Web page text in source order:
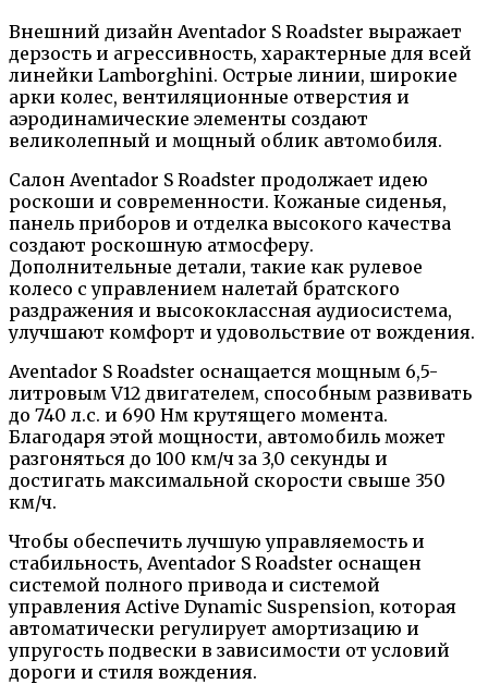
Внешний дизайн Aventador S Roadster выражает
дерзость и агрессивность, характерные для всей
линейки Lamborghini. Острые линии, широкие
арки колес, вентиляционные отверстия и
аэродинамические элементы создают
великолепный и мощный облик автомобиля.
Салон Aventador S Roadster продолжает идею
роскоши и современности. Кожаные сиденья,
панель приборов и отделка высокого качества
создают роскошную атмосферу.
Дополнительные детали, такие как рулевое
колесо с управлением налетай братского
раздражения и высококлассная аудиосистема,
улучшают комфорт и удовольствие от вождения.
Aventador S Roadster оснащается мощным 6,5-
литровым V12 двигателем, способным развивать
до 740 л.с. и 690 Нм крутящего момента.
Благодаря этой мощности, автомобиль может
разгоняться до 100 км/ч за 3,0 секунды и
достигать максимальной скорости свыше 350
км/ч.
Чтобы обеспечить лучшую управляемость и
стабильность, Aventador S Roadster оснащен
системой полного привода и системой
управления Active Dynamic Suspension, которая
автоматически регулирует амортизацию и
упругость подвески в зависимости от условий
дороги и стиля вождения.